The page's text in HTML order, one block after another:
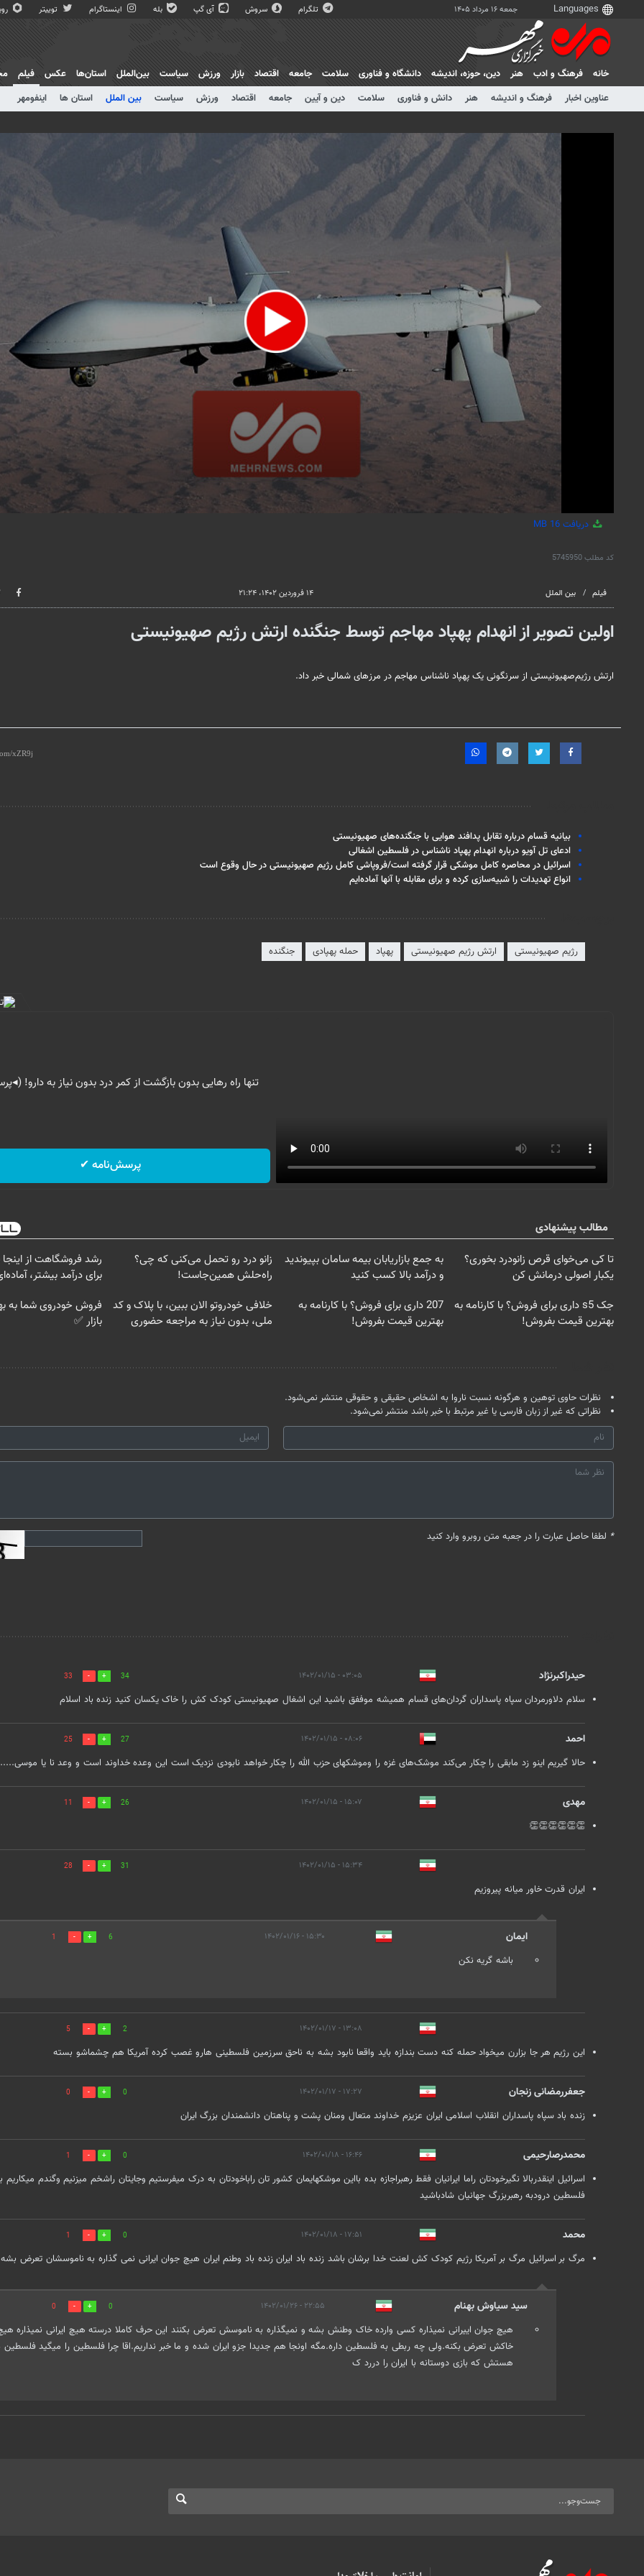
جمعه ۱۶ مرداد ۱۴۰۵ تلگرام سروش آی گپ بله اینستاگرام توییتر
خانه فرهنگ و ادب هنر دين، حوزه، انديشه دانشگاه و فناوری سلامت جامعه اقتصاد بازار ورزش سیاست بین‌الملل استان‌ها عکس
فیلم
عناوین اخبار
فرهنگ و اندیشه هنر دانش و فناوری سلامت دین و آیین جامعه اقتصاد ورزش سیاست بین الملل استان ها اینفومهر
دریافت 16 MB
کد مطلب5745950
فیلم بین الملل ۱۴ فروردین ۱۴۰۲، ۲۱:۲۴
اولین تصویر از انهدام پهپاد مهاجم توسط جنگنده ارتش رژیم صهیونیستی
ارتش رژیم‌صهیونیستی از سرنگونی یک پهپاد ناشناس مهاجم در مرزهای شمالی خبر داد.
بیانیه قسام درباره تقابل پدافند هوایی با جنگنده‌‎های صهیونیستی
ادعای تل آویو درباره انهدام پهپاد ناشناس در فلسطین اشغالی
اسرائیل در محاصره کامل موشکی قرار گرفته است/فروپاشی کامل رژیم صهیونیستی در حال وقوع است
انواع تهدیدات را شبیه‌سازی کرده و برای مقابله با آنها آماده‌ایم
رژیم صهیونیستی ارتش رژیم صهیونیستی پهپاد حمله پهپادی جنگنده
تنها راه رهایی بدون بازگشت از کمر درد بدون نیاز به دارو!
پرسش‌نامه ✔
مطالب پیشنهادی
تا کی می‌خوای قرص زانودرد بخوری؟
یکبار اصولی درمانش کن
به جمع بازاریابان بیمه سامان بپیوندید
و درآمد بالا کسب کنید
زانو درد رو تحمل می‌کنی که چی؟
راه‌حلش همین‌جاست!
رشد فروشگاهت از
برای درآمد بیشتر،
جک s5 داری برای فروش؟ با کارنامه به
بهترین قیمت بفروش!
207 داری برای فروش؟ با کارنامه به
بهترین قیمت بفروش!
خلافی خودروتو الان ببین، با پلاک و کد
ملی، بدون نیاز به مراجعه حضوری
فروش خودروی شما به
بازار ✅
نظرات حاوی توهین و هرگونه نسبت ناروا به اشخاص حقیقی و حقوقی منتشر نمی‌شود.
نظراتی که غیر از زبان فارسی یا غیر مرتبط با خبر باشد منتشر نمی‌شود.
* لطفا حاصل عبارت را در جعبه متن روبرو وارد کنید
حیدراکبرنژاد ۰۳:۰۵ - ۱۴۰۲/۰۱/۱۵ 34
33
سلام دلاورمردان سپاه پاسداران گردان‌های قسام همیشه موففق باشید این اشغال صهیونیستی کودک کش را خاک یکسان کنید زنده باد اسلام
احمد ۰۸:۰۶ - ۱۴۰۲/۰۱/۱۵ 27
25
حالا گیریم اینو زد مابقی را چکار می‌کند موشک‌های غزه را وموشکهای حزب الله را چکار خواهد نابودی نزدیک است این وعده خداوند است و وعد نا یا
مهدی ۱۵:۰۷ - ۱۴۰۲/۰۱/۱۵ 26
11
👏👏👏👏👏👏
۱۵:۳۴ - ۱۴۰۲/۰۱/۱۵ 31
28
ایران قدرت خاور میانه پیروزیم
ایمان ۱۵:۳۰ - ۱۴۰۲/۰۱/۱۶ 6
1
باشه گریه نکن
۱۳:۰۸ - ۱۴۰۲/۰۱/۱۷ 2
5
این رژیم هر جا بزارن میخواد حمله کنه دست بندازه باید واقعا نابود بشه به ناحق سرزمین فلسطینی هارو غصب کرده آمریکا هم چشماشو بسته
جعفررمضانی زنجان ۱۷:۲۷ - ۱۴۰۲/۰۱/۱۷ 0
0
زنده باد سپاه پاسداران انقلاب اسلامی ایران عزیزم خداوند متعال ومنان پشت و پناهتان دانشمندان بزرگ ایران
محمدرصارحیمی ۱۶:۴۶ - ۱۴۰۲/۰۱/۱۸ 0
1
اسرائیل اینقدربالا نگیرخودتان راما ایرانیان فقط رهبراجازه بده بااین موشکهایمان کشور تان راباخودتان به درک میفرستیم وجایتان راشخم میزنیم وگندم
فلسطین درودبه رهبربزرگ جهانیان شادباشید
محمد ۱۷:۵۱ - ۱۴۰۲/۰۱/۱۸ 0
1
مرگ بر اسرائیل مرگ بر آمریکا رژیم کودک کش لعنت خدا برشان باشد زنده باد ایران زنده باد وطنم ایران هیچ جوان ایرانی نمی گذاره به ناموسشان تعرض بشه
سید سیاوش بهنام ۲۲:۵۵ - ۱۴۰۲/۰۱/۲۶ 0
0
هیچ جوان اییرانی نمیذاره کسی وارده خاک وطنش بشه و نمیگذاره به ناموسش تعرض بکنند این حرف کاملا درسته هیچ ایرانی نمیذاره
خاکش تعرض بکنه.ولی چه ربطی به فلسطین داره.مگه اونجا هم جدیدا جزو ایران شده و ما خبر نداریم.اقا چرا فلسطین را میگید
هستش که بازی دوستانه با ایران را دررد ک